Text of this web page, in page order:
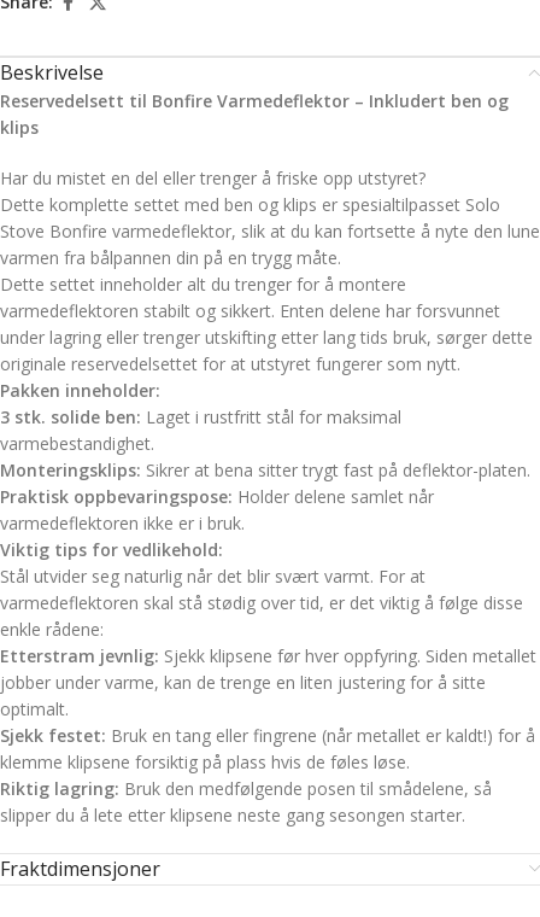
Beskrivelse
Reservedelsett til Bonfire Varmedeflektor – Inkludert ben og
klips
Har du mistet en del eller trenger å friske opp utstyret?
Dette komplette settet med ben og klips er spesialtilpasset Solo
Stove Bonfire varmedeflektor, slik at du kan fortsette å nyte den lune
varmen fra bålpannen din på en trygg måte.
Dette settet inneholder alt du trenger for å montere
varmedeflektoren stabilt og sikkert. Enten delene har forsvunnet
under lagring eller trenger utskifting etter lang tids bruk, sørger dette
originale reservedelsettet for at utstyret fungerer som nytt.
Pakken inneholder:
3 stk. solide ben: Laget i rustfritt stål for maksimal
varmebestandighet.
Monteringsklips: Sikrer at bena sitter trygt fast på deflektor-platen.
Praktisk oppbevaringspose: Holder delene samlet når
varmedeflektoren ikke er i bruk.
Viktig tips for vedlikehold:
Stål utvider seg naturlig når det blir svært varmt. For at
varmedeflektoren skal stå stødig over tid, er det viktig å følge disse
enkle rådene:
Etterstram jevnlig: Sjekk klipsene før hver oppfyring. Siden metallet
jobber under varme, kan de trenge en liten justering for å sitte
optimalt.
Sjekk festet: Bruk en tang eller fingrene (når metallet er kaldt!) for å
klemme klipsene forsiktig på plass hvis de føles løse.
Riktig lagring: Bruk den medfølgende posen til smådelene, så
slipper du å lete etter klipsene neste gang sesongen starter.
Fraktdimensjoner